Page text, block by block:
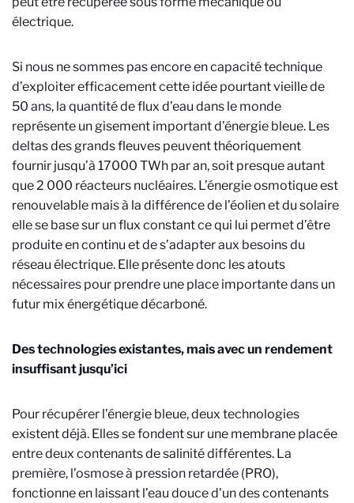
électrique.
Si nous ne sommes pas encore en capacité technique
d’exploiter efficacement cette idée pourtant vieille de
50 ans, la quantité de flux d’eau dans le monde
représente un gisement important d’énergie bleue. Les
deltas des grands fleuves peuvent théoriquement
fournir jusqu’à 17000 TWh par an, soit presque autant
que 2 000 réacteurs nucléaires. L’énergie osmotique est
renouvelable mais à la différence de l’éolien et du solaire
elle se base sur un flux constant ce qui lui permet d’être
produite en continu et de s’adapter aux besoins du
réseau électrique. Elle présente donc les atouts
nécessaires pour prendre une place importante dans un
futur mix énergétique décarboné.
Des technologies existantes, mais avec un rendement
insuffisant jusqu’ici
Pour récupérer l’énergie bleue, deux technologies
existent déjà. Elles se fondent sur une membrane placée
entre deux contenants de salinité différentes. La
première, l’osmose à pression retardée (PRO),
fonctionne en laissant l’eau douce d'un des contenants